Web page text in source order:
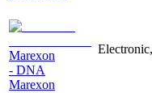
Marexon
- DNA
Marexon